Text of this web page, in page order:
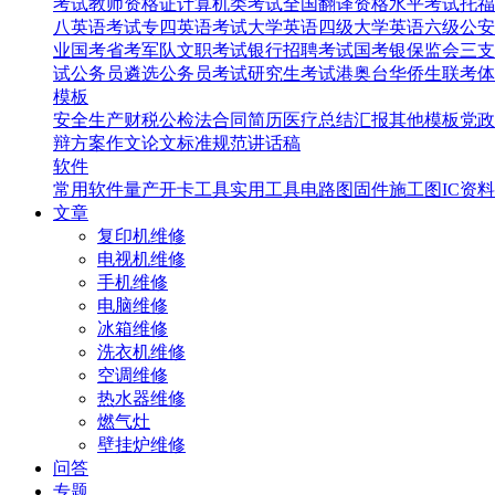
考试教师资格证计算机类考试全国翻译资格水平考试托
八英语考试专四英语考试大学英语四级大学英语六级公
业国考省考军队文职考试银行招聘考试国考银保监会三
试公务员遴选公务员考试研究生考试港奥台华侨生联考
模板
安全生产财税公检法合同简历医疗总结汇报其他模板党
辩方案作文论文标准规范讲话稿
软件
常用软件量产开卡工具实用工具电路图 固件施工图IC资料
文章
复印机维修
电视机维修
手机维修
电脑维修
冰箱维修
洗衣机维修
空调维修
热水器维修
燃气灶
壁挂炉维修
问答
专题